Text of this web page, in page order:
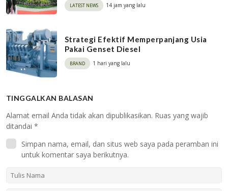
LATEST NEWS 14 jam yang lalu
Strategi Efektif Memperpanjang Usia
Pakai Genset Diesel
BRAND 1 hari yang lalu
TINGGALKAN BALASAN
Alamat email Anda tidak akan dipublikasikan. Ruas yang wajib
ditandai *
Simpan nama, email, dan situs web saya pada peramban ini
untuk komentar saya berikutnya.